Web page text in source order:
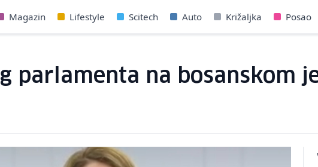
Magazin Lifestyle Scitech Auto Križaljka Posao
parlamenta na bosanskom